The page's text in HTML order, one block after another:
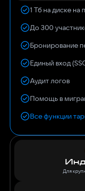
1 Тб на диске на
До 300
Бронирование
Единый вход
Аудит логов
Помощь в
Все функции
Для